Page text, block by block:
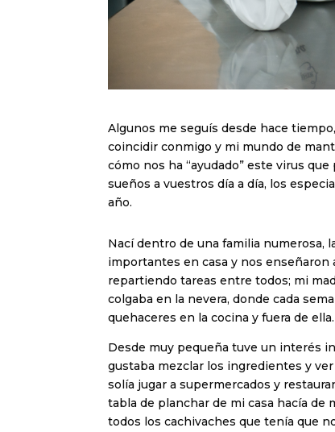
Algunos me seguís desde hace
coincidir conmigo y mi mundo de
cómo nos ha “ayudado” este virus
sueños a vuestros día a día, los
año.
Nací dentro de una familia numerosa,
importantes en casa y nos enseñaron
repartiendo tareas entre todos; mi
colgaba en la nevera, donde cada
quehaceres en la cocina y fuera de ella.
Desde muy pequeña tuve un interés
gustaba mezclar los ingredientes y
solía jugar a supermercados y
tabla de planchar de mi casa hacía de
todos los cachivaches que tenía que